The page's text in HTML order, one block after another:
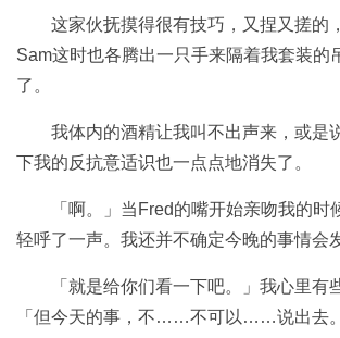
这家伙抚摸得很有技巧，又捏又搓的
Sam这时也各腾出一只手来隔着我套装的
了。
我体内的酒精让我叫不出声来，或是
下我的反抗意适识也一点点地消失了。
「啊。」当Fred的嘴开始亲吻我的时
轻呼了一声。我还并不确定今晚的事情会
「就是给你们看一下吧。」我心里有
「但今天的事，不……不可以……说出去。